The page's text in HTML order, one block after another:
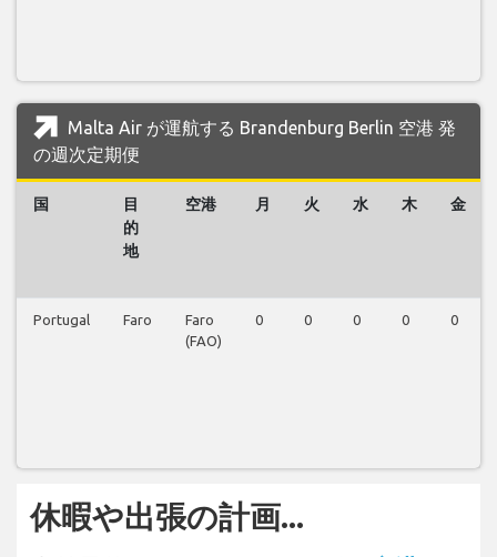
Malta Air が運航する Brandenburg Berlin 空港 発
の週次定期便
国
目
的
地
空港 月 火 水 木 金
Portugal Faro
Faro
(FAO)
0 0 0 0 0
休暇や出張の計画...